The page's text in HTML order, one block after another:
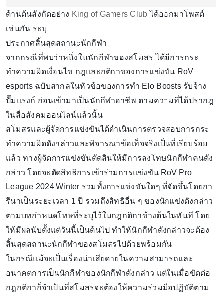
ด้านต้นสังกัดอย่าง King of Gamers Clubได้ออกมาโพสต์
เช่นกัน ระบุ
ประกาศสิ้นสุดสถานะนักกีฬา
จากกรณีที่พบว่าหนึ่งในนักกีฬาของสโมสร ได้มีการกระ
ทำความผิดเงื่อนไข กฎและกติกาของการแข่งขัน RoV
esports ฉบับสากลในหัวข้อของการทำ Elo Boosts รับจ้าง
ปั๊มแรงก์ ก่อนเข้ามาเป็นนักกีฬาอาชีพ ตามความที่ได้ปรากฎ
ในสื่อสังคมออนไลน์แล้วนั้น
สโมสรและผู้จัดการแข่งขันได้ดำเนินการตรวจสอบการกระ
ทำความผิดดังกล่าวและพิจารณาข้อเท็จจริงเป็นที่เรียบร้อย
แล้ว ทางผู้จัดการแข่งขันตัดสินให้มีการลงโทษนักกีฬาคนดัง
กล่าว โดยจะตัดสิทธิการเข้าร่วมการแข่งขัน RoV Pro
League 2024 Winter รวมทั้งการแข่งขันใดๆ ที่จัดขึ้นโดยกา
รีนาเป็นระยะเวลา 1 ปี รวมถึงสิทธิอื่น ๆ ของนักแข่งดังกล่าว
ตามบทกำหนดโทษที่ระบุไว้ในกฎกติกาข้างต้นในทันที โดย
ให้มีผลนับตั้งแต่วันนี้เป็นต้นไป ทำให้นักกีฬาดังกล่าวจะต้อง
สิ้นสุดสถานะนักกีฬาของสโมสรไปด้วยพร้อมกัน
ในกรณีแม้จะเป็นเรื่องน่าเสียดายในความสามารถและ
อนาคตการเป็นนักกีฬาของนักกีฬาดังกล่าว แต่ในเมื่อขัดต่อ
กฎกติกาก็จำเป็นที่สโมสรจะต้องให้ความร่วมมือปฏิบัติตาม